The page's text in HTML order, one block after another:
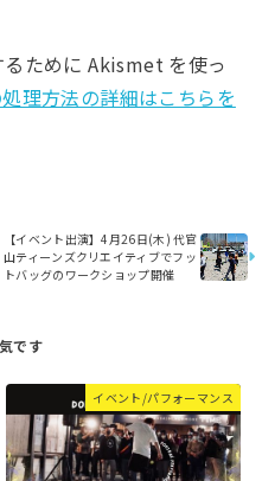
ために Akismet を使っ
理方法の詳細はこちらを
【イベント出演】4月26日(木) 代官
山ティーンズクリエイティブでフッ
トバッグのワークショップ開催
イベント/パフォーマンス